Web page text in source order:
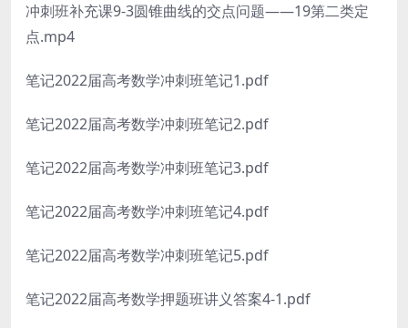
冲刺班补充课9-3圆锥曲线的交点问题——19第二类定
点.mp4
笔记2022届高考数学冲刺班笔记1.pdf
笔记2022届高考数学冲刺班笔记2.pdf
笔记2022届高考数学冲刺班笔记3.pdf
笔记2022届高考数学冲刺班笔记4.pdf
笔记2022届高考数学冲刺班笔记5.pdf
笔记2022届高考数学押题班讲义答案4-1.pdf